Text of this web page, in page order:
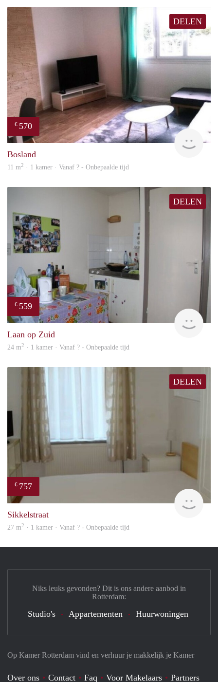
DELEN
€ 570
Bosland
11 m2 · 1 kamer · Vanaf ? - Onbepaalde tijd
DELEN
€ 559
Laan op Zuid
24 m2 · 1 kamer · Vanaf ? - Onbepaalde tijd
DELEN
€ 757
Sikkelstraat
27 m2 · 1 kamer · Vanaf ? - Onbepaalde tijd
Op Kamer Rotterdam vind en verhuur je makkelijk je Kamer
Over ons Contact Faq Voor Makelaars Partners
Niks leuks gevonden? Dit is ons andere aanbod in
Rotterdam:
Studio's Appartementen Huurwoningen